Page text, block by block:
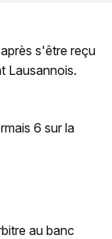
s'être reçu
Lausannois.
6 sur la
au banc